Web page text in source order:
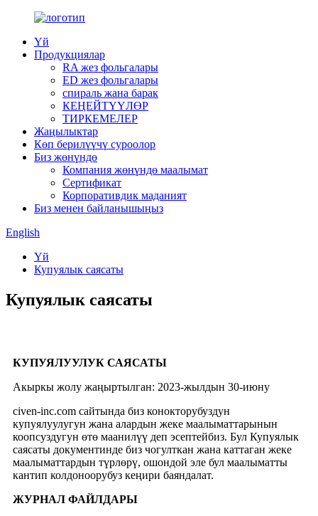
Үй
Продукциялар
RA жез фольгалары
ED жез фольгалары
спираль жана барак
КЕҢЕЙТҮҮЛӨР
ТИРКЕМЕЛЕР
Жаңылыктар
Көп берилүүчү суроолор
Биз жөнүндө
Компания жөнүндө маалымат
Сертификат
Корпоративдик маданият
Биз менен байланышыңыз
English
Үй
Купуялык саясаты
Купуялык саясаты
КУПУЯЛУУЛУК САЯСАТЫ
Акыркы жолу жаңыртылган: 2023-жылдын 30-июну
civen-inc.com сайтында биз конокторубуздун
купуялуулугун жана алардын жеке маалыматтарынын
коопсуздугун өтө маанилүү деп эсептейбиз. Бул Купуялык
саясаты документинде биз чогулткан жана каттаган жеке
маалыматтардын түрлөрү, ошондой эле бул маалыматты
кантип колдоноорубуз кеңири баяндалат.
ЖУРНАЛ ФАЙЛДАРЫ